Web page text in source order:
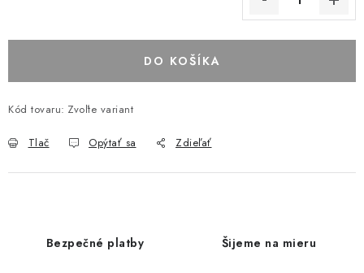
DO KOŠÍKA
Kód tovaru: Zvoľte variant
Tlač Opýtať sa Zdieľať
Bezpečné platby Šijeme na mieru